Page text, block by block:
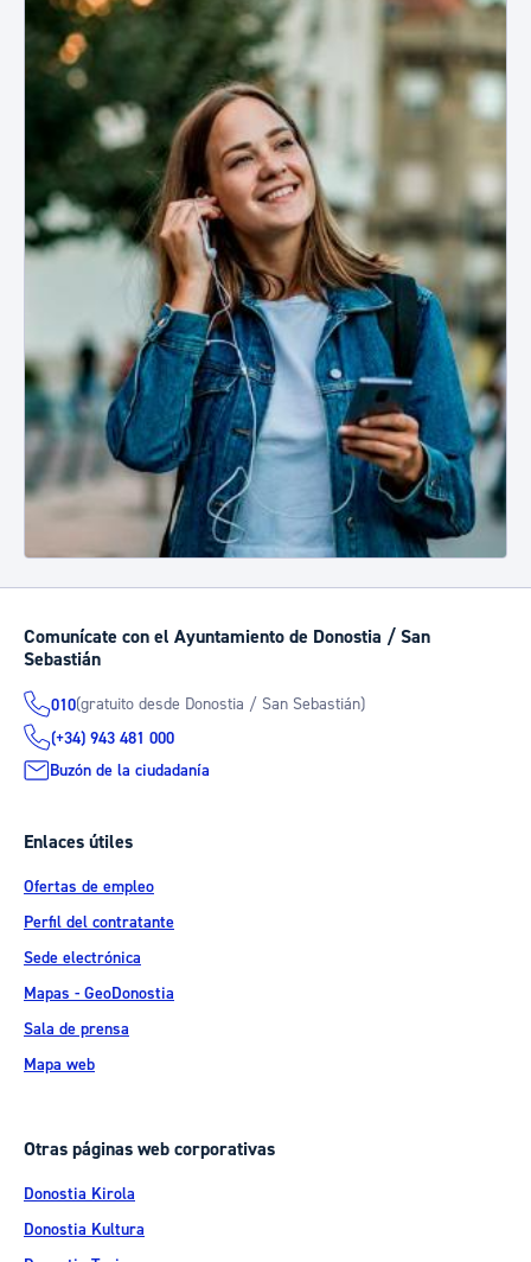
Comunícate con el Ayuntamiento de Donostia / San
Sebastián
010(gratuito desde Donostia / San Sebastián)
(+34) 943 481 000
Buzón de la ciudadanía
Enlaces útiles
Ofertas de empleo
Perfil del contratante
Sede electrónica
Mapas - GeoDonostia
Sala de prensa
Mapa web
Otras páginas web corporativas
Donostia Kirola
Donostia Kultura